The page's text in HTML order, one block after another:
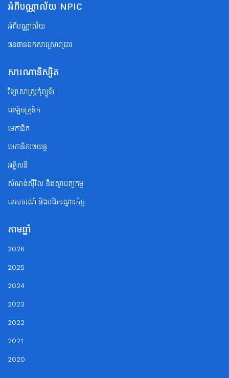
អំពីបណ្ណាល័យ NPIC
អំពីបណ្ណាល័យ
ធនធានឯកសារស្រាវជ្រាវ
សារណានិស្សិត
វិទ្យាសាស្ត្រកុំព្យូទ័រ
អេឡិចត្រូនិក
មេកានិក
មេកានិករថយន្ត
អគ្គិសនី
សំណង់ស៊ីវិល និងស្ថាបត្យកម្ម
ទេសចរណ័ និងបដិសណ្ឋារកិច្ច
តាមឆ្នាំ
2026
2025
2024
2023
2022
2021
2020